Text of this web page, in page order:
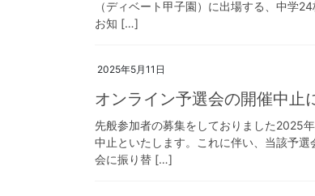
（ディベート甲子園）に出場する、中学
お知 […]
2025年5月11日
オンライン予選会の開催中止
先般参加者の募集をしておりました2025
中止といたします。これに伴い、当該予
会に振り替 […]